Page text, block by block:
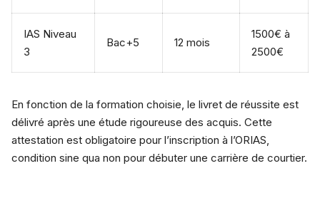
IAS Niveau
3
Bac+5 12 mois
1500€ à
2500€
En fonction de la formation choisie, le livret de réussite est
délivré après une étude rigoureuse des acquis. Cette
attestation est obligatoire pour l’inscription à l’ORIAS,
condition sine qua non pour débuter une carrière de courtier.